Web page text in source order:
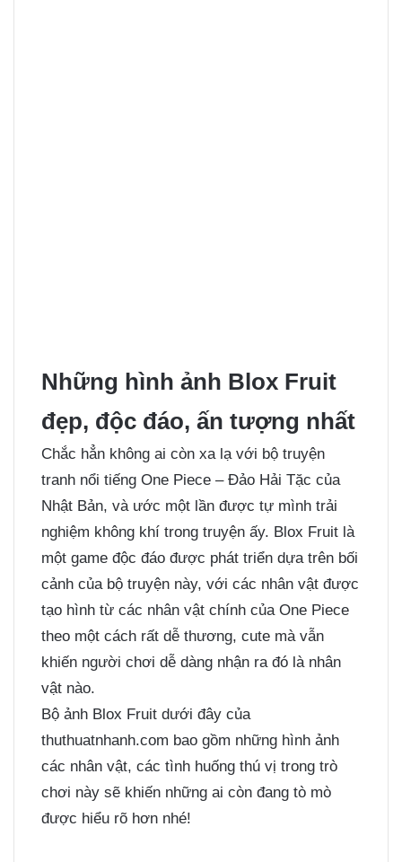
Những hình ảnh Blox Fruit
đẹp, độc đáo, ấn tượng nhất
Chắc hẳn không ai còn xa lạ với bộ truyện
tranh nổi tiếng One Piece – Đảo Hải Tặc của
Nhật Bản, và ước một lần được tự mình trải
nghiệm không khí trong truyện ấy. Blox Fruit là
một game độc đáo được phát triển dựa trên bối
cảnh của bộ truyện này, với các nhân vật được
tạo hình từ các nhân vật chính của One Piece
theo một cách rất dễ thương, cute mà vẫn
khiến người chơi dễ dàng nhận ra đó là nhân
vật nào.
Bộ ảnh Blox Fruit dưới đây của
thuthuatnhanh.com bao gồm những hình ảnh
các nhân vật, các tình huống thú vị trong trò
chơi này sẽ khiến những ai còn đang tò mò
được hiểu rõ hơn nhé!